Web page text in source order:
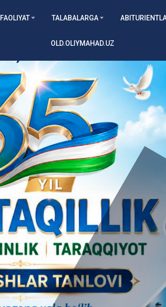
FAOLIYAT TALABALARGA
OLD.OLIYMAHAD.UZ